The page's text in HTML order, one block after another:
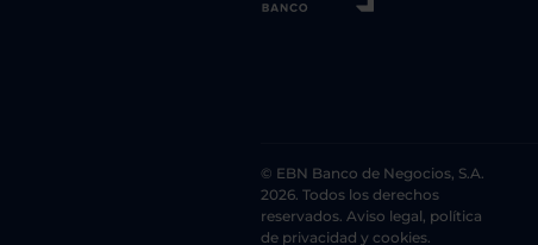
© EBN Banco de Negocios, S.A.
2026. Todos los derechos
reservados. Aviso legal, política
de privacidad y cookies.